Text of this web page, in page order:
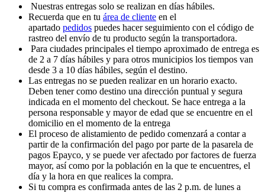
Nuestras entregas solo se realizan en días hábiles.
Recuerda que en tu área de cliente en el
apartado pedidos puedes hacer seguimiento con el código de
rastreo del envío de tu producto según la transportadora.
Para ciudades principales el tiempo aproximado de entrega es
de 2 a 7 días hábiles y para otros municipios los tiempos van
desde 3 a 10 días hábiles, según el destino.
Las entregas no se pueden realizar en un horario exacto.
Deben tener como destino una dirección puntual y segura
indicada en el momento del checkout. Se hace entrega a la
persona responsable y mayor de edad que se encuentre en el
domicilio en el momento de la entrega
El proceso de alistamiento de pedido comenzará a contar a
partir de la confirmación del pago por parte de la pasarela de
pagos Epayco, y se puede ver afectado por factores de fuerza
mayor, así como por la población en la que te encuentres, el
día y la hora en que realices la compra.
Si tu compra es confirmada antes de las 2 p.m. de lunes a